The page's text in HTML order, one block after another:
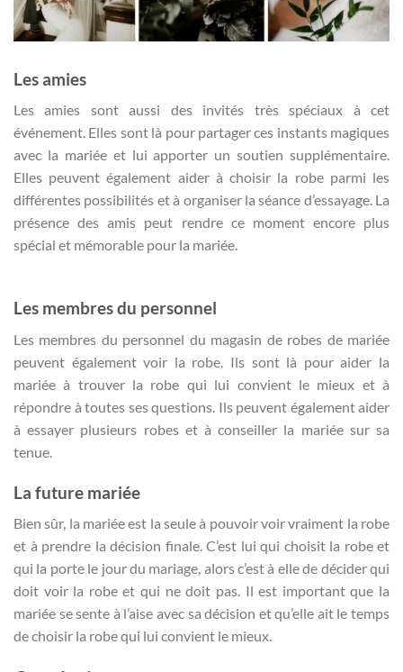
Les amies
Les amies sont aussi des invités très spéciaux à cet
événement. Elles sont là pour partager ces instants magiques
avec la mariée et lui apporter un soutien supplémentaire.
Elles peuvent également aider à choisir la robe parmi les
différentes possibilités et à organiser la séance d’essayage. La
présence des amis peut rendre ce moment encore plus
spécial et mémorable pour la mariée.
Les membres du personnel
Les membres du personnel du magasin de robes de mariée
peuvent également voir la robe. Ils sont là pour aider la
mariée à trouver la robe qui lui convient le mieux et à
répondre à toutes ses questions. Ils peuvent également aider
à essayer plusieurs robes et à conseiller la mariée sur sa
tenue.
La future mariée
Bien sûr, la mariée est la seule à pouvoir voir vraiment la robe
et à prendre la décision finale. C’est lui qui choisit la robe et
qui la porte le jour du mariage, alors c’est à elle de décider qui
doit voir la robe et qui ne doit pas. Il est important que la
mariée se sente à l’aise avec sa décision et qu’elle ait le temps
de choisir la robe qui lui convient le mieux.